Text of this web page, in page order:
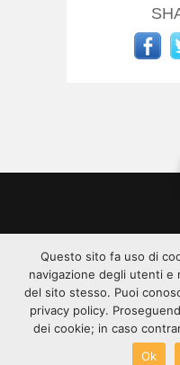
ANGYS È
FRANCESCO &
20137 MILANO CF E
REG. IMPR.
CAPITALE
Questo sito fa uso di
navigazione degli utenti e
del sito stesso. Puoi
privacy policy.
dei cookie; in caso
Ok